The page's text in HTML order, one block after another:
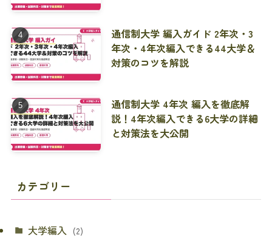
通信制大学 編入ガイド 2年次・3
年次・4年次編入できる44大学＆
対策のコツを解説
通信制大学 4年次 編入を徹底解
説！4年次編入できる6大学の詳細
と対策法を大公開
カテゴリー
大学編入 (2)